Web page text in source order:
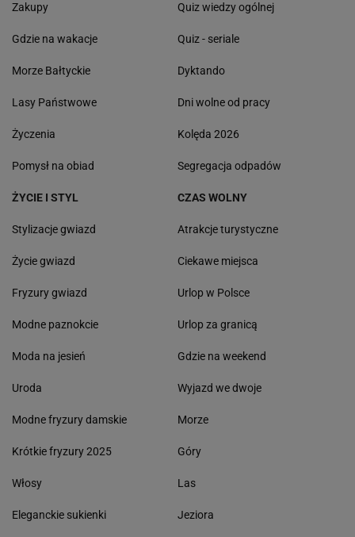
Zakupy
Gdzie na wakacje
Morze Bałtyckie
Lasy Państwowe
Życzenia
Pomysł na obiad
Quiz wiedzy ogólnej
Quiz - seriale
Dyktando
Dni wolne od pracy
Kolęda 2026
Segregacja odpadów
ŻYCIE I STYL
Stylizacje gwiazd
Życie gwiazd
Fryzury gwiazd
Modne paznokcie
Moda na jesień
Uroda
Modne fryzury damskie
Krótkie fryzury 2025
Włosy
Eleganckie sukienki
CZAS WOLNY
Atrakcje turystyczne
Ciekawe miejsca
Urlop w Polsce
Urlop za granicą
Gdzie na weekend
Wyjazd we dwoje
Morze
Góry
Las
Jeziora